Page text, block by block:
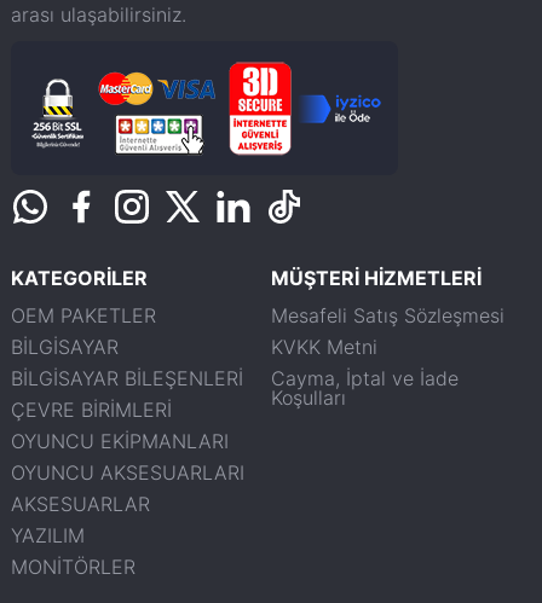
arası ulaşabilirsiniz.
KATEGORİLER
OEM PAKETLER
BİLGİSAYAR
BİLGİSAYAR BİLEŞENLERİ
ÇEVRE BİRİMLERİ
OYUNCU EKİPMANLARI
OYUNCU AKSESUARLARI
AKSESUARLAR
YAZILIM
MONİTÖRLER
MÜŞTERİ HİZMETLERİ
Mesafeli Satış Sözleşmesi
KVKK Metni
Cayma, İptal ve İade
Koşulları